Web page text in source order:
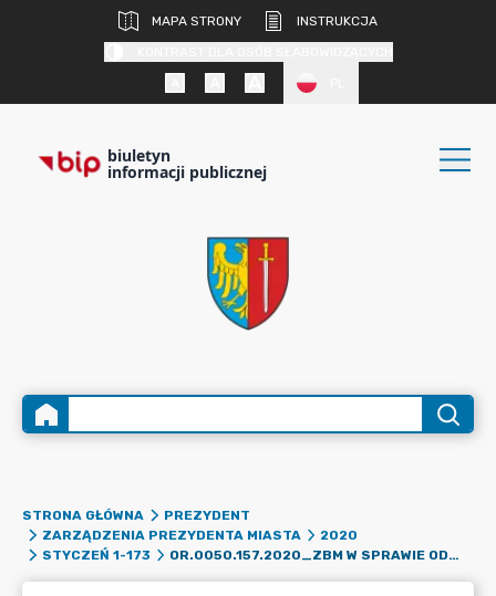
MAPA STRONY
INSTRUKCJA
biuletyn
informacji publicznej
STRONA GŁÓWNA
PREZYDENT
ZARZĄDZENIA PREZYDENTA MIASTA
2020
STYCZEŃ 1-173
OR.0050.157.2020_ZBM W SPRAWIE ODSTĄPIENIA OD WDROŻENIA PROCEDURY PRZETARGOWEJ NA WYNAJEM LOKALU UŻYTKOWEGO